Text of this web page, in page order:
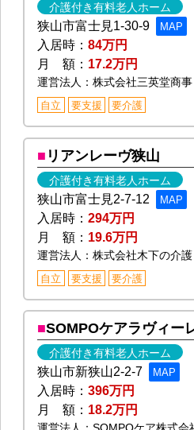
介護付き有料老人ホーム
狭山市富士見1-30-9 MAP
入居時：84万円
月 額： 17.2万円
運営法人：株式会社三英堂商事
自立 要支援 要介護
リアンレーヴ狭山
介護付き有料老人ホーム
狭山市富士見2-7-12 MAP
入居時：294万円
月 額： 19.6万円
運営法人：株式会社木下の介護
自立 要支援 要介護
SOMPOケアラヴィー
介護付き有料老人ホーム
狭山市新狭山2-2-7 MAP
入居時：396万円
月 額： 18.2万円